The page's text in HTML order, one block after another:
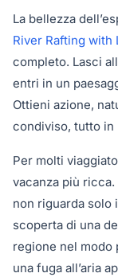
La bellezza
River Rafting with
completo. Lasci
entri in un
Ottieni azione,
condiviso, tutto in
Per molti
vacanza più
non riguarda solo
scoperta di una
regione nel
una fuga all’aria